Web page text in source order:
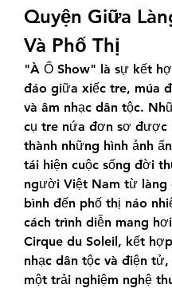
Quyện Giữa
Và Phố Thị
"À Ố Show" là sự kết
đáo giữa xiếc tre, múa
và âm nhạc dân tộc.
cụ tre nứa đơn sơ được
thành những hình ảnh
tái hiện cuộc sống đời
người Việt Nam từ làng
bình đến phố thị náo
cách trình diễn mang
Cirque du Soleil, kết
nhạc dân tộc và điện
một trải nghiệm nghệ